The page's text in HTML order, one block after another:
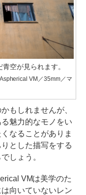
空が見られます。
VM／35mm／マ
もしれませんが、
魅力的なモノをい
なることがありま
とした描写をする
しょう。
VMは美学のた
向いていないレン